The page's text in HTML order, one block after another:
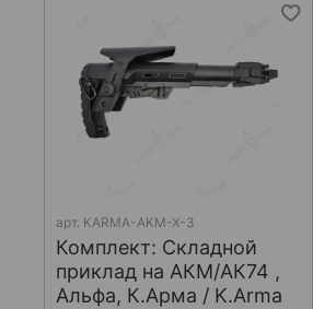
арт. KARMA-AKM-X-3
Комплект: Складной
приклад на АКМ/АК74 ,
Альфа, К.Арма / K.Arma